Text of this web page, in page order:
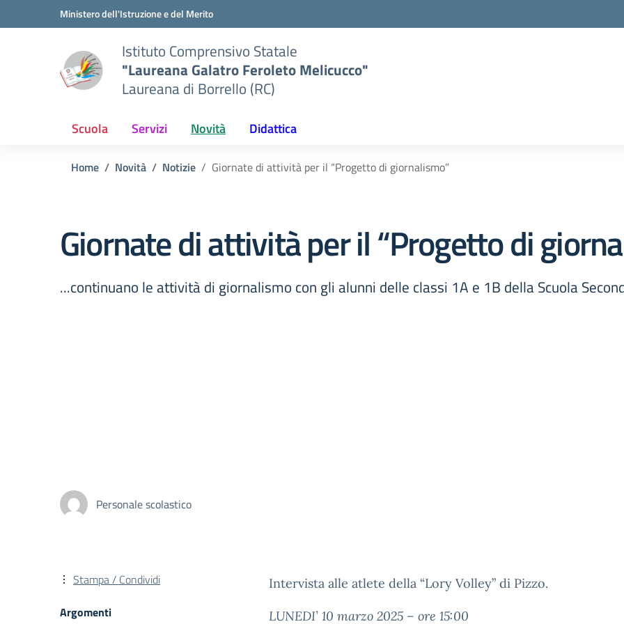
Vai ai contenuti
Vai al menu di navigazioneMinistero dell'Istruzione e del Merito
Istituto Comprensivo Statale
"Laureana Galatro Feroleto Melicucco"
Laureana di Borrello (RC)
Scuola Servizi Novità Didattica
Home Novità Notizie Giornate di attività per il “Progetto di giornalismo”
Giornate di attività per il “Progetto di
...continuano le attività di giornalismo con gli alunni delle classi 1A e 1B della Scuola
Personale scolastico
Intervista alle atlete della “Lory Volley” di Pizzo.
LUNEDI’ 10 marzo 2025 – ore 15:00
Stampa / Condividi
Argomenti